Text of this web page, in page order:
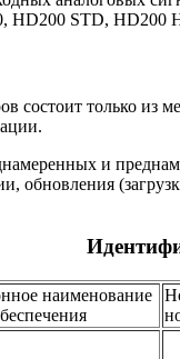
HD200 STD, HD200
состоит только из
и
обновления
наименование